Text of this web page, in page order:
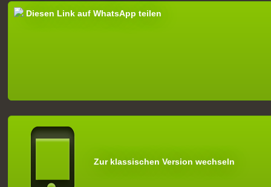
Diesen Link auf WhatsApp teilen
Zur klassischen Version wechseln